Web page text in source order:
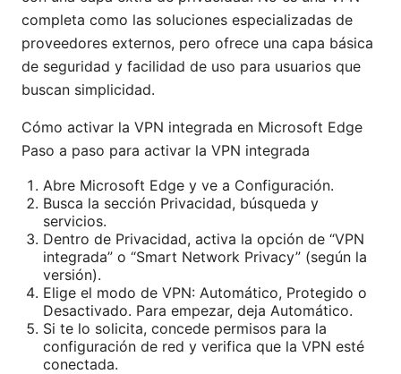
completa como las soluciones especializadas de
proveedores externos, pero ofrece una capa básica
de seguridad y facilidad de uso para usuarios que
buscan simplicidad.
Cómo activar la VPN integrada en Microsoft Edge
Paso a paso para activar la VPN integrada
Abre Microsoft Edge y ve a Configuración.
Busca la sección Privacidad, búsqueda y
servicios.
Dentro de Privacidad, activa la opción de “VPN
integrada” o “Smart Network Privacy” (según la
versión).
Elige el modo de VPN: Automático, Protegido o
Desactivado. Para empezar, deja Automático.
Si te lo solicita, concede permisos para la
configuración de red y verifica que la VPN esté
conectada.